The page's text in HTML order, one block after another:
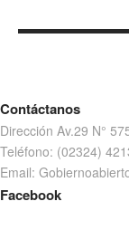
Contáctanos
Dirección Av.29 N°
Teléfono: (02324)
Email:
Facebook